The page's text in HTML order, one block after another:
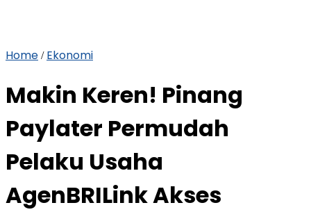
Home / Ekonomi
Makin Keren! Pinang
Paylater Permudah
Pelaku Usaha
AgenBRILink Akses